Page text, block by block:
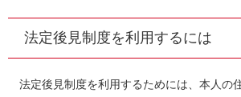
法定後見制度を利用するには
法定後見制度を利用するためには、本人の